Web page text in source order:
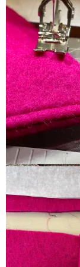
lukningen av
enklere om du er
Du kan selv velge
metode å markere
mønsterdelene
klipper hakk eller
kritt. Ett godt råd
nøye, det får du
Når kragen sys
Vreng kragen,
fuktig klut og
sting